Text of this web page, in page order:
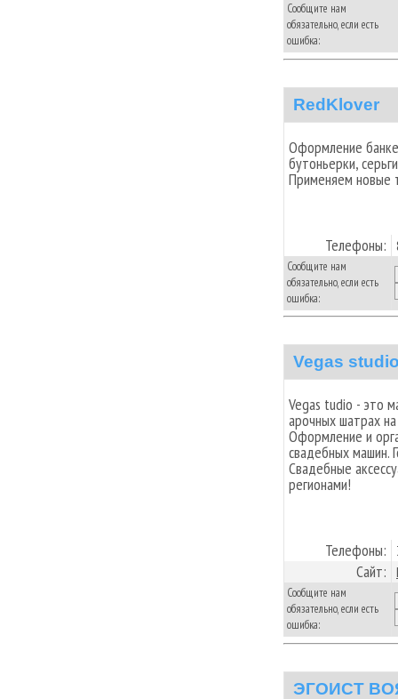
Сообщите нам
обязательно, если есть
ошибка:
RedKlover
Оформление
бутоньерки,
Применяем новые
Телефоны:
Сообщите нам
обязательно, если есть
ошибка:
Vegas
Vegas tudio - это
арочных шатрах
Оформление и
свадебных машин.
Свадебные
регионами!
Телефоны:
Сайт:
Сообщите нам
обязательно, если есть
ошибка:
ЭГОИСТ